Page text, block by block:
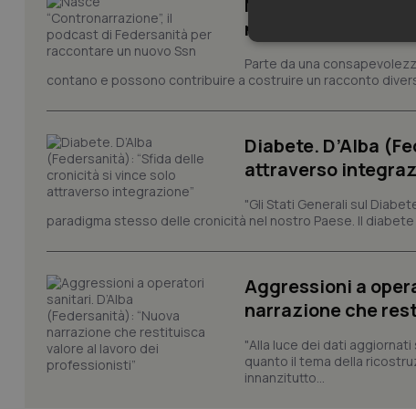
Nasce
nuovo Ssn
Parte da una
contano e possono contribuire a costruire un racconto
Diabete. D’Alba
attraverso
"Gli Stati Generali sul
paradigma stesso delle cronicità nel nostro Paese. Il
Aggressioni a
narrazione che
"Alla luce dei dati
quanto il tema della
innanzitutto...
I cookie necessari
e l'accesso alle aree
Nome
CookieScriptConsent